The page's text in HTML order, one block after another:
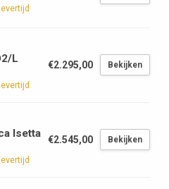
L
€2.295,00 Bekijken
Isetta
€2.545,00 Bekijken